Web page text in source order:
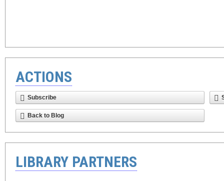
ACTIONS
Subscribe
Back to Blog
LIBRARY PARTNERS